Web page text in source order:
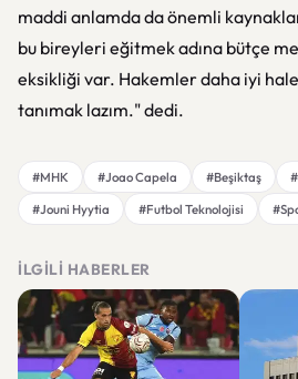
maddi anlamda da önemli
bu bireyleri eğitmek adına bütçe
eksikliği var. Hakemler daha iyi
tanımak lazım." dedi.
#MHK #Joao Capela #Beşiktaş
#Jouni Hyytia
#Futbol Teknolojisi
İLGILI HABERLER